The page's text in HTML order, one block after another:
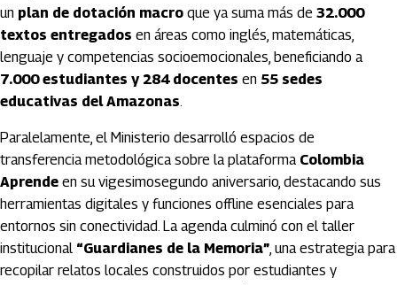
un plan de dotación macro que ya suma más de 32.000
textos entregados en áreas como inglés, matemáticas,
lenguaje y competencias socioemocionales, beneficiando a
7.000 estudiantes y 284 docentes en 55 sedes
educativas del Amazonas.
Paralelamente, el Ministerio desarrolló espacios de
transferencia metodológica sobre la plataforma Colombia
Aprende en su vigesimosegundo aniversario, destacando sus
herramientas digitales y funciones offline esenciales para
entornos sin conectividad. La agenda culminó con el taller
institucional “Guardianes de la Memoria”, una estrategia para
recopilar relatos locales construidos por estudiantes y